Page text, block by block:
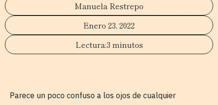
Manuela Restrepo
Enero 23, 2022
3 minutos
Parece un poco confuso a los ojos de cualquier